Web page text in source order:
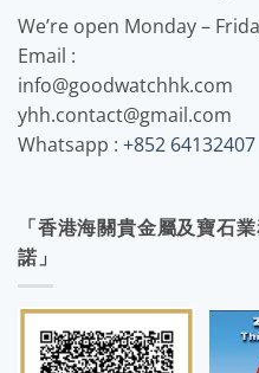
We’re open Monday –
Email :
info@goodwatchhk.com
yhh.contact@gmail.com
Whatsapp : +852 64132407
「香港海關貴金屬及寶石
諾」